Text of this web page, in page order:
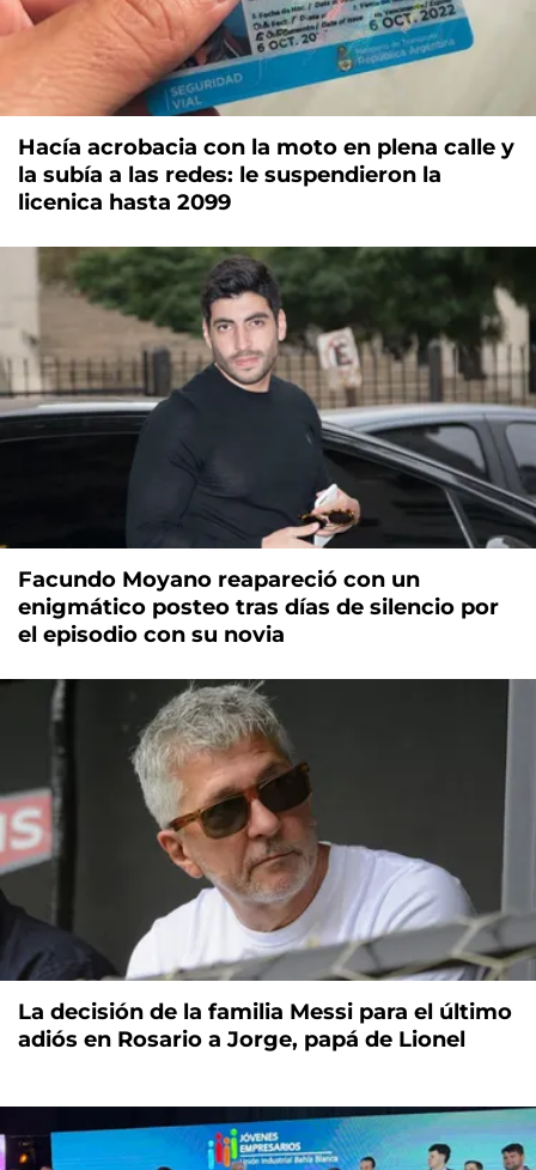
Hacía acrobacia con la moto en plena calle y
la subía a las redes: le suspendieron la
licenica hasta 2099
Facundo Moyano reapareció con un
enigmático posteo tras días de silencio por
el episodio con su novia
La decisión de la familia Messi para el último
adiós en Rosario a Jorge, papá de Lionel